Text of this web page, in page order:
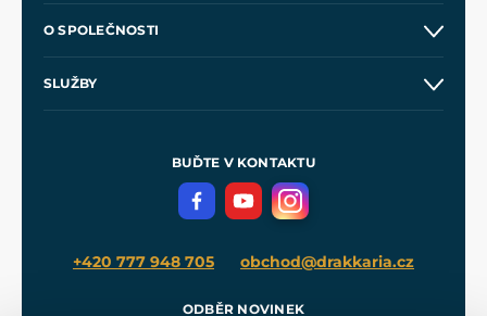
Velkoobchod
O SPOLEČNOSTI
SLUŽBY
Meče pro Kingdom Come
BUĎTE V KONTAKTU
+420 777 948 705 obchod@drakkaria.cz
ODBĚR NOVINEK